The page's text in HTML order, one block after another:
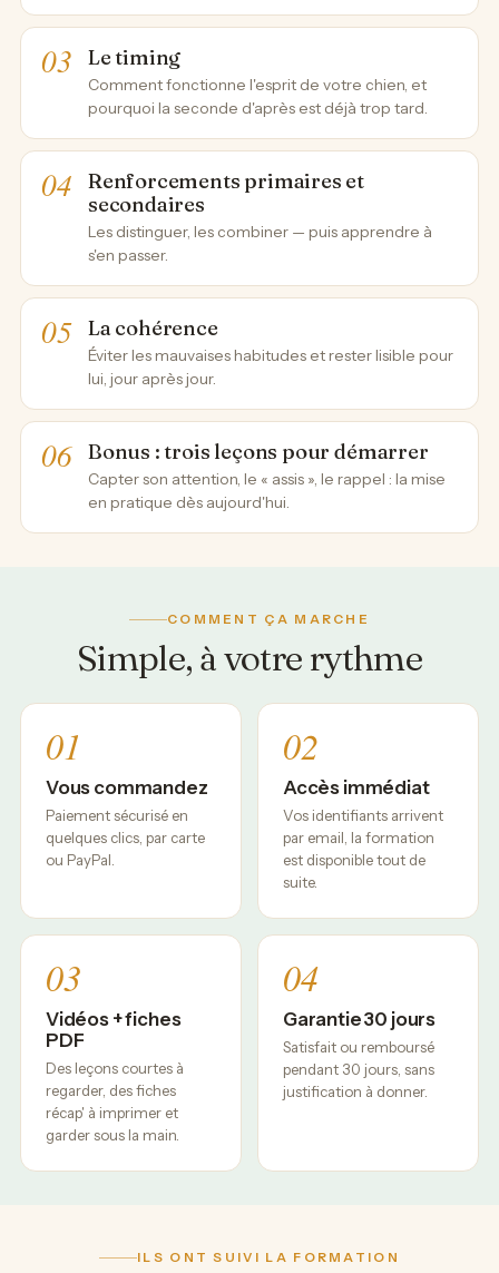
Le timing
Comment fonctionne l'esprit de votre chien, et
pourquoi la seconde d'après est déjà trop tard.
Renforcements primaires et
secondaires
Les distinguer, les combiner — puis apprendre à
s'en passer.
La cohérence
Éviter les mauvaises habitudes et rester lisible pour
lui, jour après jour.
Bonus : trois leçons pour démarrer
Capter son attention, le « assis », le rappel : la mise
en pratique dès aujourd'hui.
COMMENT ÇA MARCHE
Simple, à votre rythme
01
Vous commandez
Paiement sécurisé en
quelques clics, par carte
ou PayPal.
02
Accès immédiat
Vos identifiants arrivent
par email, la formation
est disponible tout de
suite.
03
Vidéos + fiches
PDF
Des leçons courtes à
regarder, des fiches
récap' à imprimer et
garder sous la main.
04
Garantie 30 jours
Satisfait ou remboursé
pendant 30 jours, sans
justification à donner.
ILS ONT SUIVI LA FORMATION